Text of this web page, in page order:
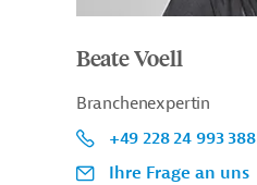
Beate Voell
Branchenexpertin
+49 228 24 993 388
Ihre Frage an uns